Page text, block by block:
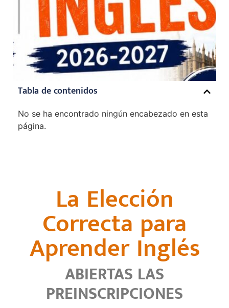
Tabla de contenidos
No se ha encontrado ningún encabezado en esta
página.
La Elección
Correcta para
Aprender Inglés
ABIERTAS LAS
PREINSCRIPCIONES